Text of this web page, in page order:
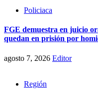
Policiaca
FGE demuestra en juicio
quedan en prisión por
agosto 7, 2026 Editor
Región